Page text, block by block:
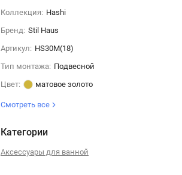
Коллекция: Hashi
Бренд: Stil Haus
Артикул: HS30M(18)
Тип монтажа: Подвесной
Цвет:
матовое золото
Смотреть все
Категории
Аксессуары для ванной